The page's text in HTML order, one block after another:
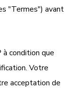
"Termes") avant
condition que
Votre
acceptation de